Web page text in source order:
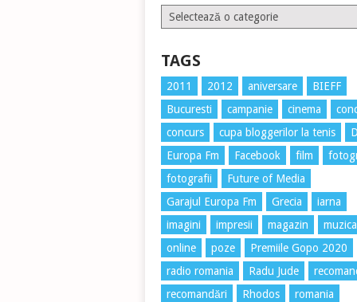
Etichete
TAGS
2011 2012 aniversare
BIEFF
Bucuresti
campanie cinema
concurs
cupa bloggerilor la tenis
Europa Fm
Facebook film
fotografii
Future of Media
Garajul Europa Fm
Grecia
iarna
imagini
impresii magazin
muzica
online
poze
Premiile Gopo 2020
radio romania
Radu Jude
recomandări
Rhodos
romania